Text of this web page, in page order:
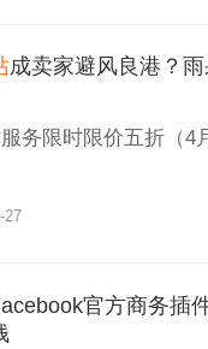
成卖家避风良港？
务限时限价五折（4
27
官方商务插